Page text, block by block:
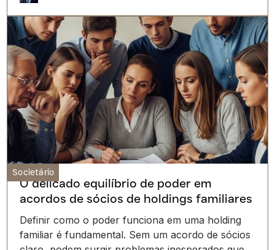
Societário
O delicado equilíbrio de poder em
acordos de sócios de holdings familiares
Definir como o poder funciona em uma holding
familiar é fundamental. Sem um acordo de sócios